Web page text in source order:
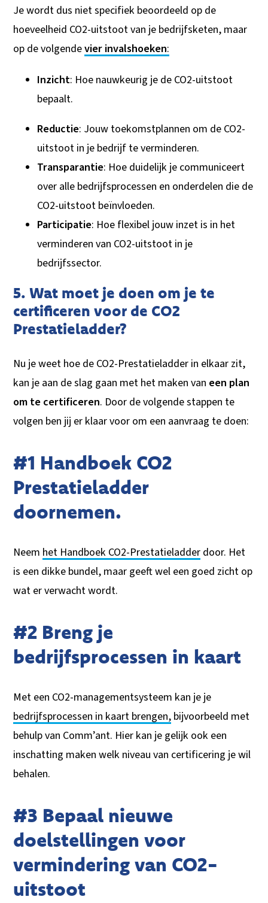
Je wordt dus niet specifiek beoordeeld op de
hoeveelheid CO2-uitstoot van je bedrijfsketen, maar
op de volgendevier invalshoeken:
Inzicht: Hoe nauwkeurig je de CO2-uitstoot
bepaalt.
Reductie: Jouw toekomstplannen om de CO2-
uitstoot in je bedrijf te verminderen.
Transparantie: Hoe duidelijk je communiceert
over alle bedrijfsprocessen en onderdelen die de
CO2-uitstoot beïnvloeden.
Participatie: Hoe flexibel jouw inzet is in het
verminderen van CO2-uitstoot in je
bedrijfssector.
5. Wat moet je doen om je te
certificeren voor de CO2
Prestatieladder?
Nu je weet hoe de CO2-Prestatieladder in elkaar zit,
kan je aan de slag gaan met het maken van een plan
om te certificeren. Door de volgende stappen te
volgen ben jij er klaar voor om een aanvraag te doen:
#1 Handboek CO2
Prestatieladder
doornemen.
Neem het Handboek CO2-Prestatieladder door. Het
is een dikke bundel, maar geeft wel een goed zicht op
wat er verwacht wordt.
#2 Breng je
bedrijfsprocessen in kaart
Met een CO2-managementsysteem kan je je
bedrijfsprocessen in kaart brengen, bijvoorbeeld met
behulp van Comm’ant. Hier kan je gelijk ook een
inschatting maken welk niveau van certificering je wil
behalen.
#3 Bepaal nieuwe
doelstellingen voor
vermindering van CO2-
uitstoot